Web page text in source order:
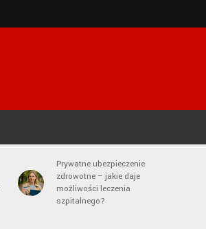
Prywatne ubezpieczenie
zdrowotne – jakie daje
możliwości leczenia
szpitalnego?